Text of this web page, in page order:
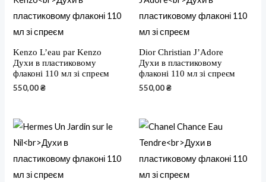
Kenzo L’eau par Kenzo
Духи в пластиковому
флаконі 110 мл зі спреєм
550,00₴
Dior Christian J’Adore
Духи в пластиковому
флаконі 110 мл зі спреєм
550,00₴